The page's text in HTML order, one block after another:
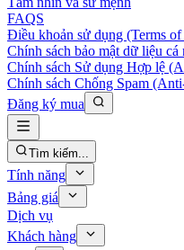
FAQS
Điều khoản sử dụng (Terms of
Chính sách bảo mật dữ liệu cá
Chính sách Sử dụng Hợp lệ
Chính sách Chống Spam
Đăng ký mua
Tìm kiếm...
Tính năng
Bảng giá
Dịch vụ
Khách hàng